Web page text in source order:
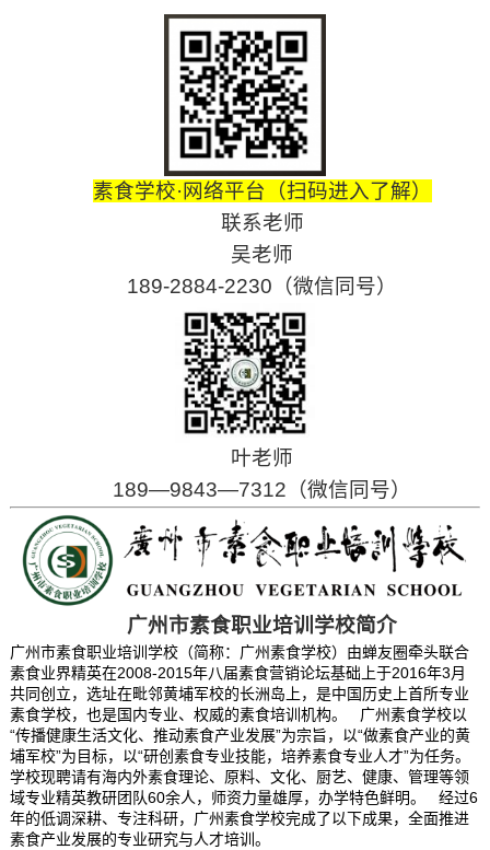
素食学校·网络平台（扫码进入了解）
联系老师
吴老师
189-2884-2230（微信同号）
叶老师
189—9843—7312（微信同号）
广州市素食职业培训学校简介
广州市素食职业培训学校（简称：广州素食学校）由蝉友圈牵头联合
素食业界精英在2008-2015年八届素食营销论坛基础上于2016年3月
共同创立，选址在毗邻黄埔军校的长洲岛上，是中国历史上首所专业
素食学校，也是国内专业、权威的素食培训机构。 广州素食学校以
“传播健康生活文化、推动素食产业发展”为宗旨，以“做素食产业的黄
埔军校”为目标，以“研创素食专业技能，培养素食专业人才”为任务。
学校现聘请有海内外素食理论、原料、文化、厨艺、健康、管理等领
域专业精英教研团队60余人，师资力量雄厚，办学特色鲜明。 经过6
年的低调深耕、专注科研，广州素食学校完成了以下成果，全面推进
素食产业发展的专业研究与人才培训。